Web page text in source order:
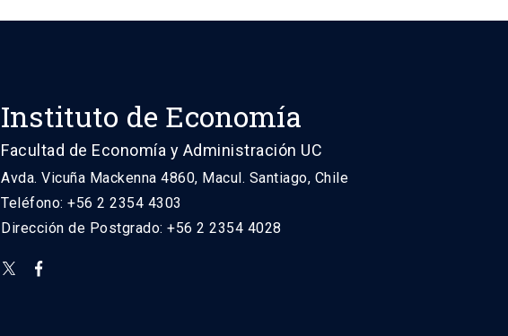
Instituto de Economía
Facultad de Economía y Administración UC
Avda. Vicuña Mackenna 4860, Macul. Santiago, Chile
Teléfono: +56 2 2354 4303
Dirección de Postgrado: +56 2 2354 4028